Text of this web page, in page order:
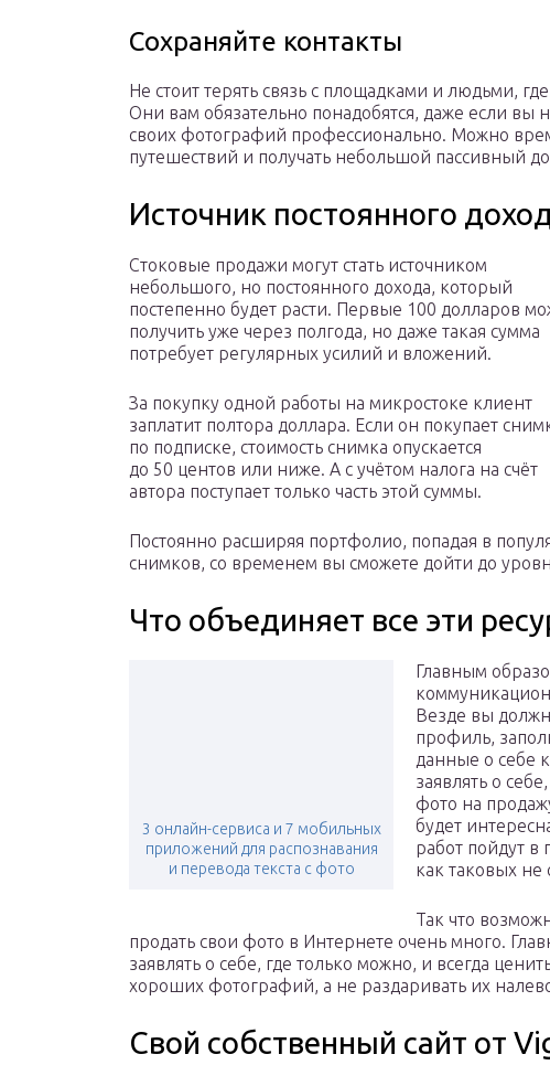
Сохраняйте контакты
Не стоит терять связь с площадками и людьми,
Они вам обязательно понадобятся, даже если вы
своих фотографий профессионально. Можно
путешествий и получать небольшой пассивный
Источник постоянного
Стоковые продажи могут стать источником
небольшого, но постоянного дохода, который
постепенно будет расти. Первые 100 долларов
получить уже через полгода, но даже такая сумма
потребует регулярных усилий и вложений.
За покупку одной работы на микростоке клиент
заплатит полтора доллара. Если он покупает
по подписке, стоимость снимка опускается
до 50 центов или ниже. А с учётом налога на счёт
автора поступает только часть этой суммы.
Постоянно расширяя портфолио, попадая в
снимков, со временем вы сможете дойти до
Что объединяет все эти
3 онлайн-сервиса и 7 мобильных
приложений для распознавания
и перевода текста с фото
Главным
Везде вы
профиль,
данные о себе
заявлять о
фото на
будет
работ пойдут в
как таковых не
Так что
продать свои фото в Интернете очень много.
заявлять о себе, где только можно, и всегда
хороших фотографий, а не раздаривать их
Свой собственный сайт от